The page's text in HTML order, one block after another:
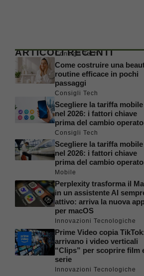
ARTICOLI RECENTI
Consigli Tech
Come costruire una
routine efficace in pochi
passaggi
Consigli Tech
Scegliere la tariffa mobile
nel 2026: i fattori chiave
prima del cambio
Consigli Tech
Scegliere la tariffa mobile
nel 2026: i fattori chiave
prima del cambio
Mobile
Perplexity trasforma il
in un assistente AI
attivo: arriva la nuova
per macOS
Innovazioni Tecnologiche
Prime Video copia
arrivano i video verticali
“Clips” per scoprire film
serie
Innovazioni Tecnologiche